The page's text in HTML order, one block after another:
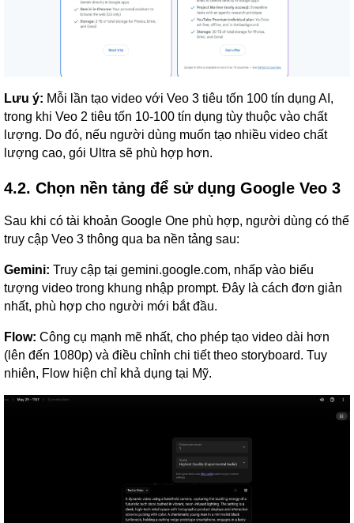
Lưu ý: Mỗi lần tạo video với Veo 3 tiêu tốn 100 tín dụng AI,
trong khi Veo 2 tiêu tốn 10-100 tín dụng tùy thuộc vào chất
lượng. Do đó, nếu người dùng muốn tạo nhiều video chất
lượng cao, gói Ultra sẽ phù hợp hơn.
4.2. Chọn nền tảng để sử dụng Google Veo 3
Sau khi có tài khoản Google One phù hợp, người dùng có thể
truy cập Veo 3 thông qua ba nền tảng sau:
Gemini: Truy cập tại gemini.google.com, nhấp vào biểu
tượng video trong khung nhập prompt. Đây là cách đơn giản
nhất, phù hợp cho người mới bắt đầu.
Flow: Công cụ mạnh mẽ nhất, cho phép tạo video dài hơn
(lên đến 1080p) và điều chỉnh chi tiết theo storyboard. Tuy
nhiên, Flow hiện chỉ khả dụng tại Mỹ.